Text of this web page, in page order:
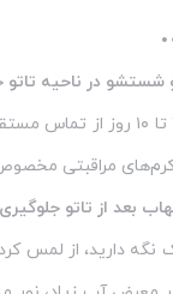
در ناحیه تاتو
بعد از تاتو بهتر است
کرم‌های مراقبتی
بعد از تاتو
نگه دارید، از لمس